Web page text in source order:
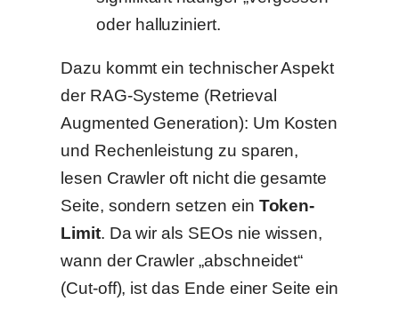
oder halluziniert.
Dazu kommt ein technischer Aspekt
der RAG-Systeme (Retrieval
Augmented Generation): Um Kosten
und Rechenleistung zu sparen,
lesen Crawler oft nicht die gesamte
Seite, sondern setzen ein Token-
Limit. Da wir als SEOs nie wissen,
wann der Crawler „abschneidet“
(Cut-off), ist das Ende einer Seite ein